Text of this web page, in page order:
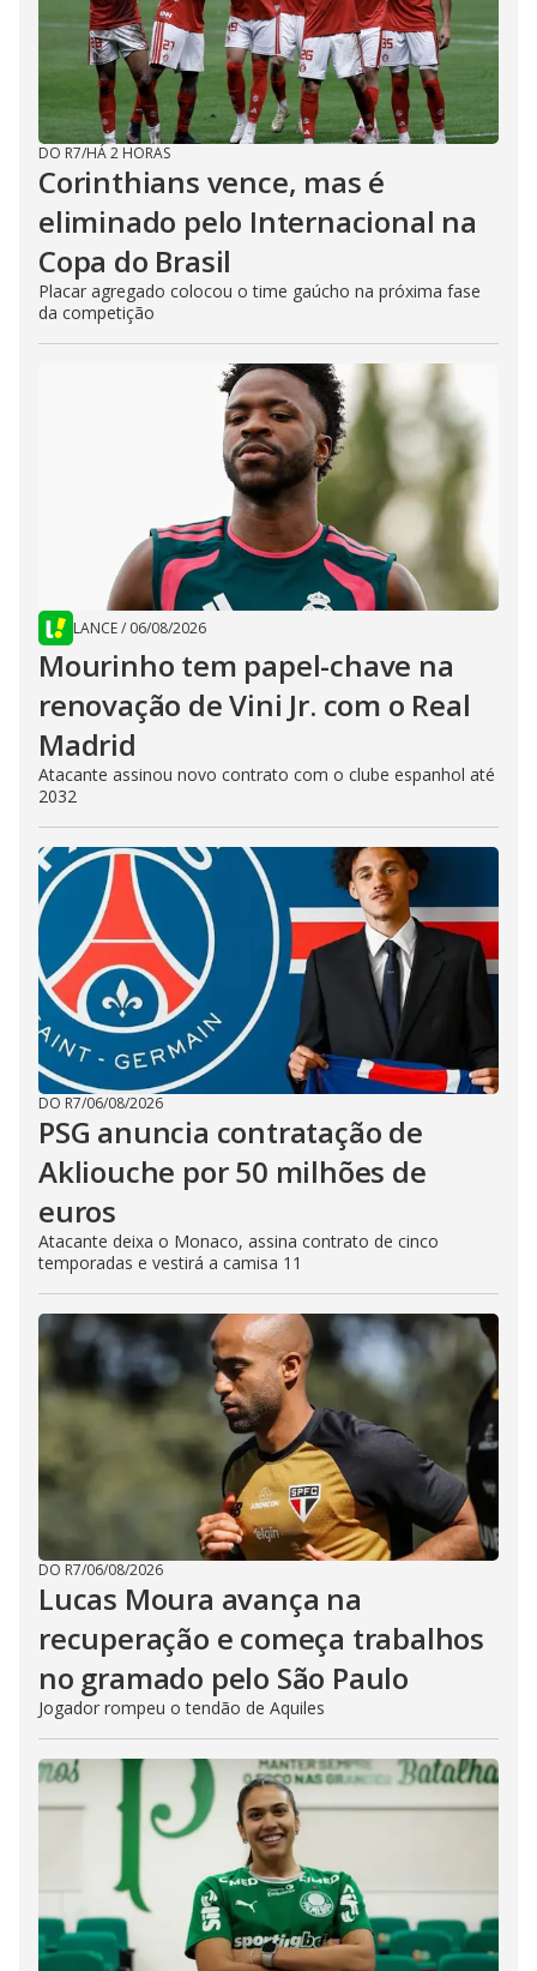
DO R7/HÁ 2 HORAS
Corinthians vence, mas é
eliminado pelo Internacional na
Copa do Brasil
Placar agregado colocou o time gaúcho na próxima fase
da competição
LANCE/ 06/08/2026
Mourinho tem papel-chave na
renovação de Vini Jr. com o Real
Madrid
Atacante assinou novo contrato com o clube espanhol até
2032
DO R7/06/08/2026
PSG anuncia contratação de
Akliouche por 50 milhões de
euros
Atacante deixa o Monaco, assina contrato de cinco
temporadas e vestirá a camisa 11
DO R7/06/08/2026
Lucas Moura avança na
recuperação e começa trabalhos
no gramado pelo São Paulo
Jogador rompeu o tendão de Aquiles